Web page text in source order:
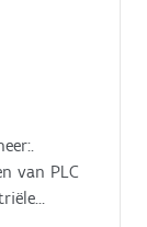
van PLC